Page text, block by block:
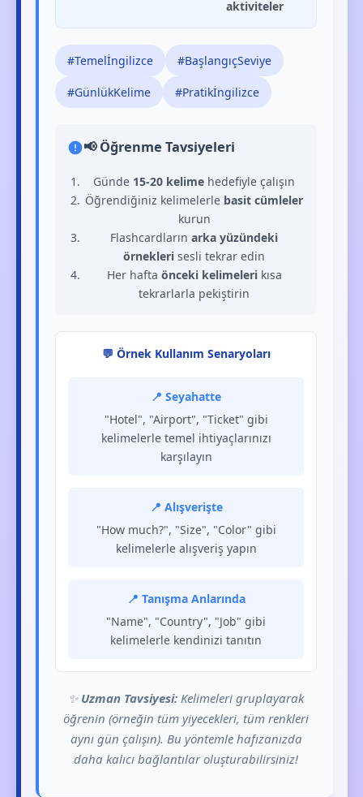
aktiviteler
#Temelİngilizce #BaşlangıçSeviye
#GünlükKelime #Pratikİngilizce
📢 Öğrenme Tavsiyeleri
Günde 15-20 kelime hedefiyle çalışın
Öğrendiğiniz kelimelerle basit cümleler
kurun
Flashcardlarınarka yüzündeki
örnekleri sesli tekrar edin
Her hafta önceki kelimelerikısa
tekrarlarla pekiştirin
💬 Örnek Kullanım Senaryoları
📍 Seyahatte
"Hotel", "Airport", "Ticket" gibi
kelimelerle temel ihtiyaçlarınızı
karşılayın
📍 Alışverişte
"How much?", "Size", "Color" gibi
kelimelerle alışveriş yapın
📍 Tanışma Anlarında
"Name", "Country", "Job" gibi
kelimelerle kendinizi tanıtın
✨ Uzman Tavsiyesi: Kelimeleri gruplayarak
öğrenin (örneğin tüm yiyecekleri, tüm renkleri
aynı gün çalışın). Bu yöntemle hafızanızda
daha kalıcı bağlantılar oluşturabilirsiniz!